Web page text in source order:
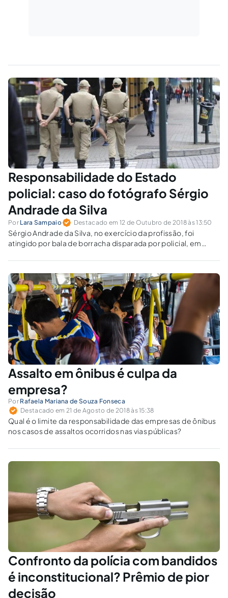
Responsabilidade do Estado
policial: caso do fotógrafo Sérgio
Andrade da Silva
Por Lara Sampaio Destacado em 12 de Outubro de 2018 às 13:50
Sérgio Andrade da Silva, no exercício da profissão, foi
atingido por bala de borracha disparada por policial, em
nos levam à reflexão: até onde deve ir a responsabilidade
estatal pelos atos provocados por seus agentes?
Assalto em ônibus é culpa da
empresa?
Por Rafaela Mariana de Souza Fonseca
Destacado em 21 de Agosto de 2018 às 15:38
Qual é o limite da responsabilidade das empresas de ônibus
nos casos de assaltos ocorridos nas vias públicas?
Confronto da polícia com bandidos
é inconstitucional? Prêmio de pior
decisão